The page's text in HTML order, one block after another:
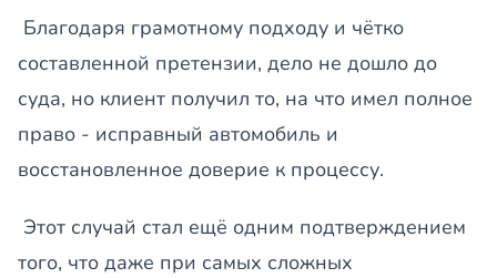
Благодаря грамотному подходу и чётко
составленной претензии, дело не дошло до
суда, но клиент получил то, на что имел полное
право - исправный автомобиль и
восстановленное доверие к процессу.
Этот случай стал ещё одним подтверждением
того, что даже при самых сложных